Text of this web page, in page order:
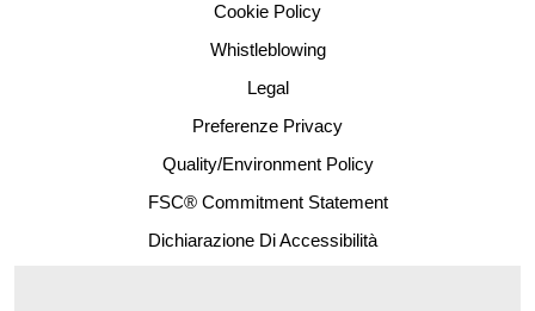
Cookie Policy
Whistleblowing
Legal
Preferenze Privacy
Quality/Environment Policy
FSC® Commitment Statement
Dichiarazione Di Accessibilità